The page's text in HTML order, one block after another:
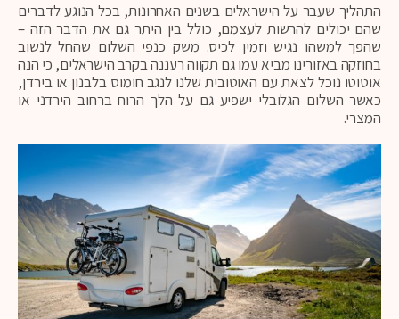
התהליך שעבר על הישראלים בשנים האחרונות, בכל הנוגע לדברים
שהם יכולים להרשות לעצמם, כולל בין היתר גם את הדבר הזה –
שהפך למשהו נגיש וזמין לכיס. משק כנפי השלום שהחל לנשוב
בחוזקה באזורינו מביא עמו גם תקווה רעננה בקרב הישראלים, כי הנה
אוטוטו נוכל לצאת עם האוטובית שלנו לנגב חומוס בלבנון או בירדן,
כאשר השלום הגלובלי ישפיע גם על הלך הרוח ברחוב הירדני או
המצרי.